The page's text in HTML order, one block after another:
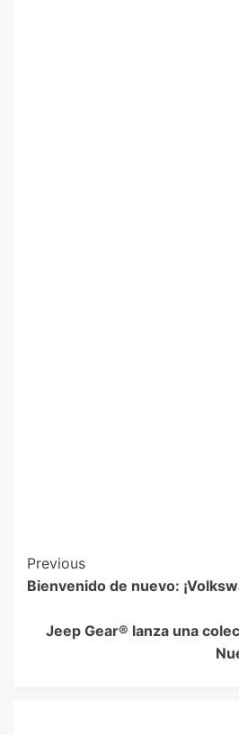
Previous
Bienvenido de nuevo:
Jeep Gear® lanza una